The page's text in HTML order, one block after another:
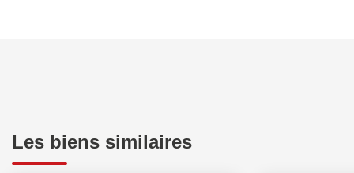
Les biens similaires